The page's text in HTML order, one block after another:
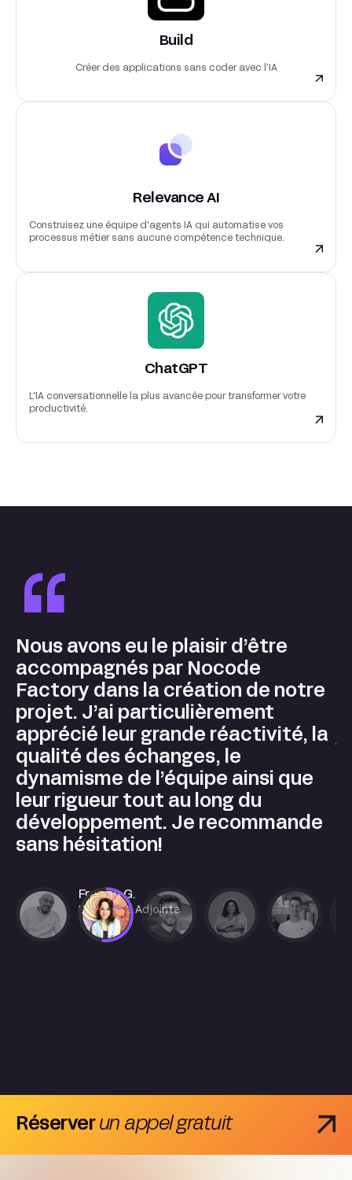
Build
Créer des applications sans coder avec l’IA
Relevance AI
Construisez une équipe d'agents IA qui automatise vos
processus métier sans aucune compétence technique.
ChatGPT
L'IA conversationnelle la plus avancée pour transformer votre
productivité.
Nous avons eu le plaisir d’être
accompagnés par Nocode
Factory dans la création de notre
projet. J’ai particulièrement
apprécié leur grande réactivité, la
qualité des échanges, le
dynamisme de l’équipe ainsi que
leur rigueur tout au long du
développement. Je recommande
sans hésitation!
“
France G.
Directrice Adjointe
Réserver un appel gratuit